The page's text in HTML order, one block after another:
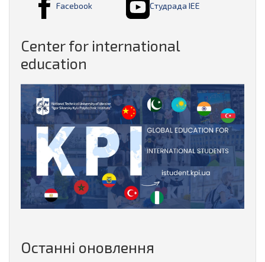
Facebook Студрада ІЕЕ
Center for international
education
Останні оновлення